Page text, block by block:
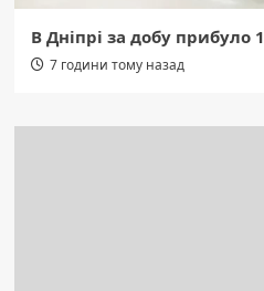
В Дніпрі за добу прибуло
7 години тому назад